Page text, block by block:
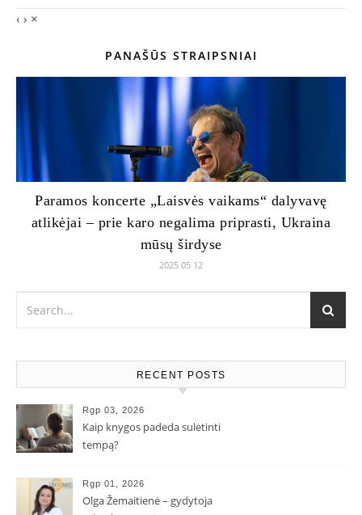
‹ › ×
PANAŠŪS STRAIPSNIAI
Paramos koncerte „Laisvės vaikams“ dalyvavę
atlikėjai – prie karo negalima priprasti, Ukraina
mūsų širdyse
2025 05 12
RECENT POSTS
Rgp 03, 2026
Kaip knygos padeda sulėtinti
tempą?
Rgp 01, 2026
Olga Žemaitienė – gydytoja